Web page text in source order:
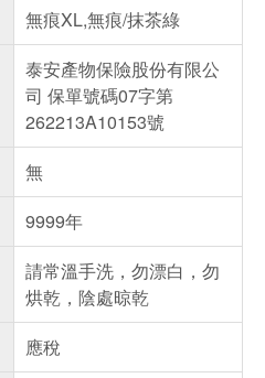
無痕XL,無痕/抹茶綠
泰安產物保險股份有限公
司 保單號碼07字第
262213A10153號
無
9999年
請常溫手洗，勿漂白，勿
烘乾，陰處晾乾
應稅